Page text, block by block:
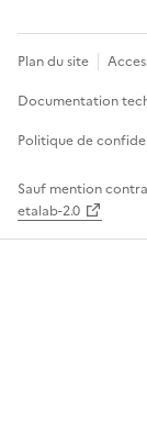
Plan du site
Documentation
Politique de
Sauf mention
etalab-2.0